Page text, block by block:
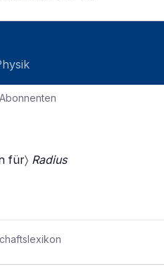
für〉 Radius